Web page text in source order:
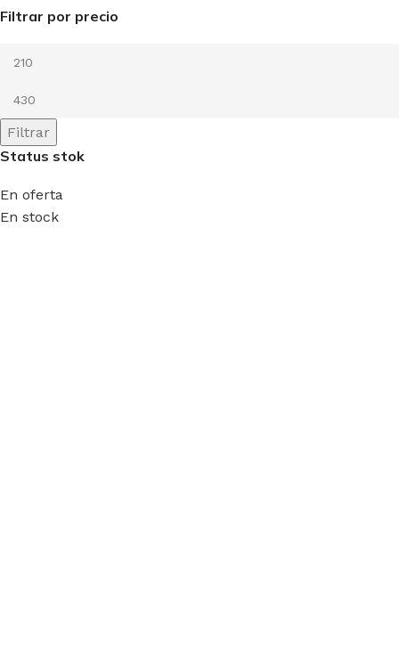
Filtrar por precio
Filtrar
Status stok
En oferta
En stock